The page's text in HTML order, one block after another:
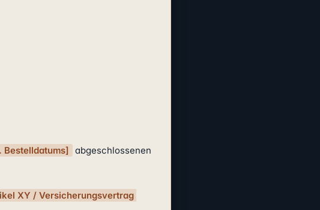
Bestelldatums]
abgeschlossenen
XY / Versicherungsvertrag